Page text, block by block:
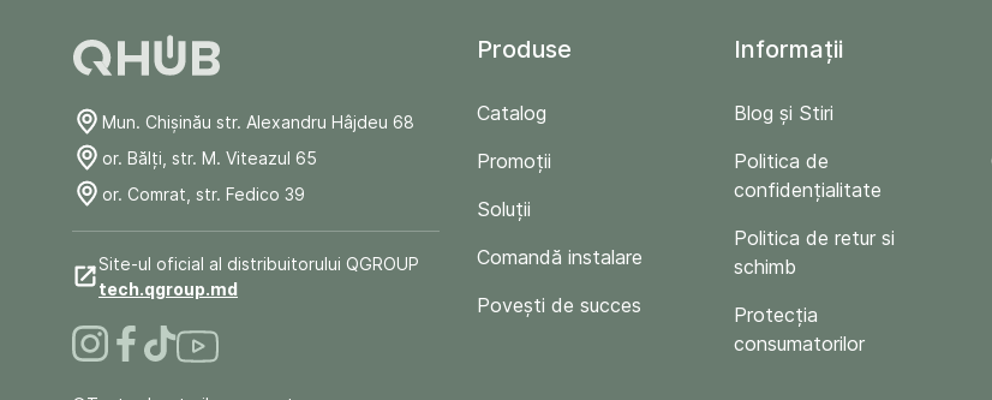
Mun. Chişinău str. Alexandru Hâjdeu 68
or. Bălți, str. M. Viteazul 65
or. Comrat, str. Fedico 39
Site-ul oficial al distribuitorului QGROUP
tech.qgroup.md
Produse
Catalog
Promoții
Soluții
Comandă instalare
Povești de succes
Informații
Blog și Stiri
Politica de
confidențialitate
Politica de retur si
schimb
Protecția
consumatorilor